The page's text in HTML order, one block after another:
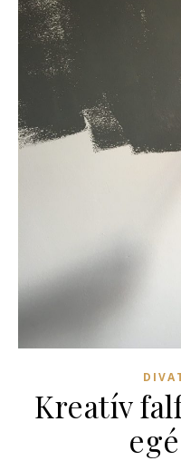
Kreatív